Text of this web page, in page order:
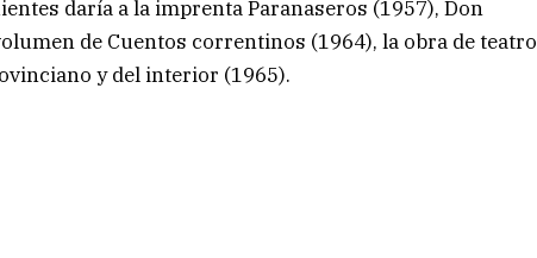
daría a la imprenta Paranaseros (1957), Don
de Cuentos correntinos (1964), la obra de teatro
y del interior (1965).